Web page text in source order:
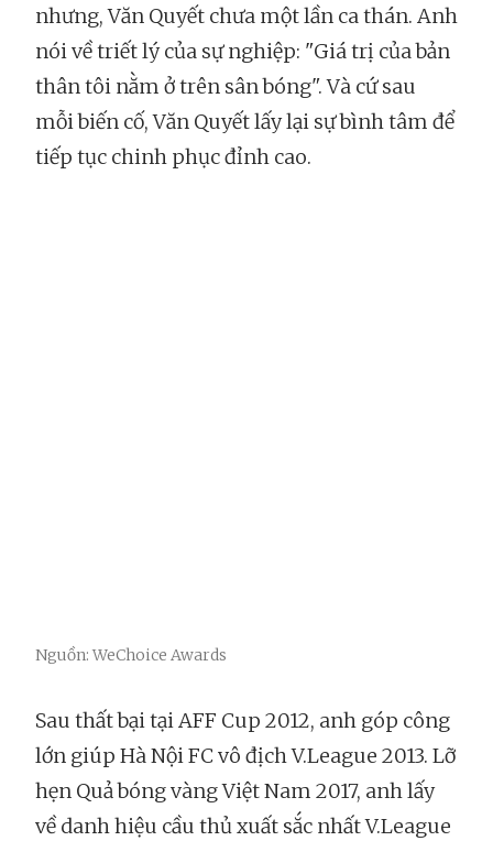
nhưng, Văn Quyết chưa một lần ca thán. Anh
nói về triết lý của sự nghiệp: "Giá trị của bản
thân tôi nằm ở trên sân bóng". Và cứ sau
mỗi biến cố, Văn Quyết lấy lại sự bình tâm để
tiếp tục chinh phục đỉnh cao.
Nguồn: WeChoice Awards
Sau thất bại tại AFF Cup 2012, anh góp công
lớn giúp Hà Nội FC vô địch V.League 2013. Lỡ
hẹn Quả bóng vàng Việt Nam 2017, anh lấy
về danh hiệu cầu thủ xuất sắc nhất V.League